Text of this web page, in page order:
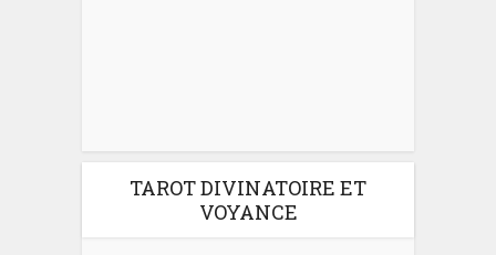
TAROT DIVINATOIRE ET
VOYANCE